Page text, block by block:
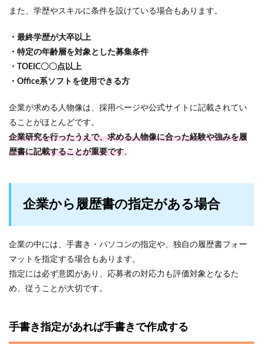
また、学歴やスキルに条件を設けている場合もあります。
・最終学歴が大卒以上
・特定の年齢層を対象とした募集条件
・TOEIC〇〇点以上
・Office系ソフトを使用できる方
企業が求める人物像は、採用ページや公式サイトに記載されてい
ることがほとんどです。
企業研究を行ったうえで、求める人物像に合った経験や強みを履
歴書に記載することが重要です。
企業から履歴書の指定がある場合
企業の中には、手書き・パソコンの指定や、独自の履歴書フォー
マットを指定する場合もあります。
指定には必ず意図があり、応募者の対応力も評価対象となるた
め、従うことが大切です。
手書き指定があれば手書きで作成する